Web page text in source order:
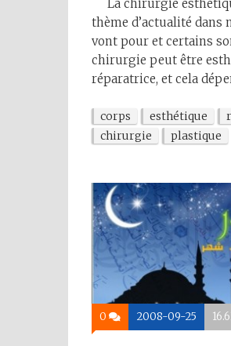
La chirurgie
thème d’actualité dans
vont pour et certains
chirurgie peut être
réparatrice, et cela
corps esthétique
chirurgie
plastique
0 2008-09-25